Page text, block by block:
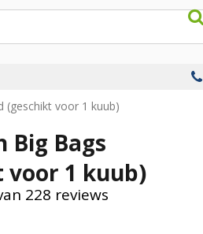
(geschikt voor 1 kuub)
Big Bags
voor 1 kuub)
228 reviews